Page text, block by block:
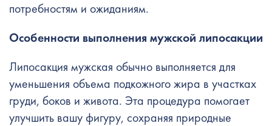
потребностям и ожиданиям.
Особенности выполнения мужской липосакции
Липосакция мужская обычно выполняется для
уменьшения объема подкожного жира в участках
груди, боков и живота. Эта процедура помогает
улучшить вашу фигуру, сохраняя природные